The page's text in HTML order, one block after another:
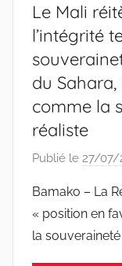
Le Mali
l’intégrité
du
comme la
réaliste
Publié le 27/07/
Bamako – La
« position en
la